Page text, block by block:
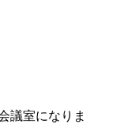
議室になりま